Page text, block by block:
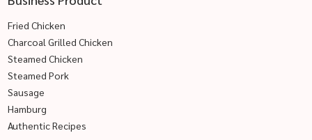
Fried Chicken
Charcoal Grilled Chicken
Steamed Chicken
Steamed Pork
Sausage
Hamburg
Authentic Recipes